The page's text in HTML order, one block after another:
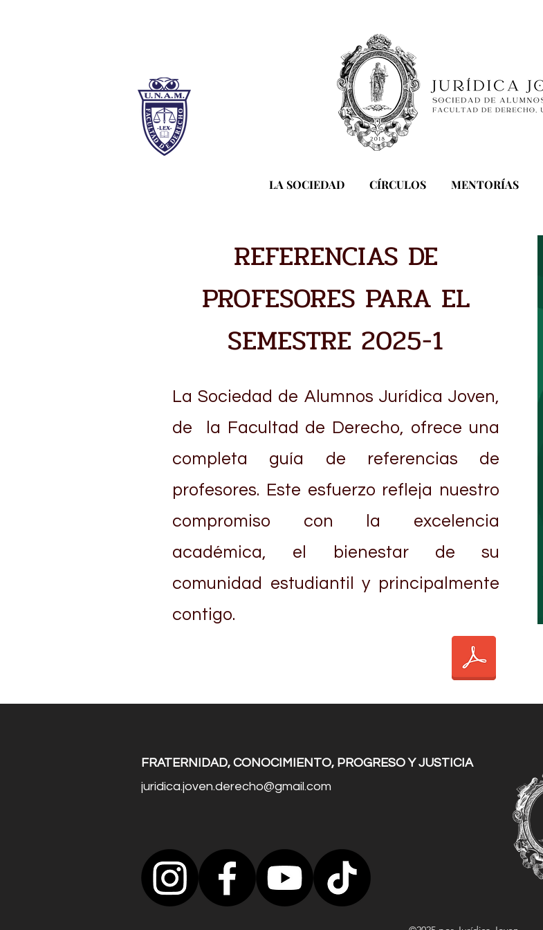
LA SOCIEDAD CÍRCULOS MENTORÍAS
REFERENCIAS DE
PROFESORES PARA EL
SEMESTRE 2025-1
La Sociedad de Alumnos Jurídica Joven,
de la Facultad de Derecho, ofrece una
completa guía de referencias de
profesores. Este esfuerzo refleja nuestro
compromiso con la excelencia
académica, el bienestar de su
comunidad estudiantil y principalmente
contigo.
FRATERNIDAD, CONOCIMIENTO, PROGRESO Y JUSTICIA
juridica.joven.derecho@gmail.com